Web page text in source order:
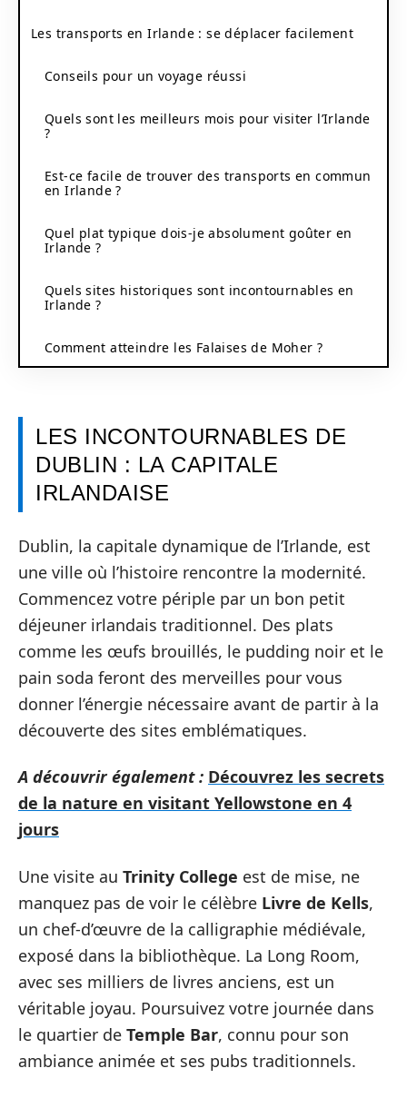
Les transports en Irlande : se déplacer facilement
Conseils pour un voyage réussi
Quels sont les meilleurs mois pour visiter l’Irlande
?
Est-ce facile de trouver des transports en commun
en Irlande ?
Quel plat typique dois-je absolument goûter en
Irlande ?
Quels sites historiques sont incontournables en
Irlande ?
Comment atteindre les Falaises de Moher ?
LES INCONTOURNABLES DE
DUBLIN : LA CAPITALE
IRLANDAISE
Dublin, la capitale dynamique de l’Irlande, est
une ville où l’histoire rencontre la modernité.
Commencez votre périple par un bon petit
déjeuner irlandais traditionnel. Des plats
comme les œufs brouillés, le pudding noir et le
pain soda feront des merveilles pour vous
donner l’énergie nécessaire avant de partir à la
découverte des sites emblématiques.
A découvrir également : Découvrez les secrets
de la nature en visitant Yellowstone en 4
jours
Une visite au Trinity College est de mise, ne
manquez pas de voir le célèbre Livre de Kells,
un chef-d’œuvre de la calligraphie médiévale,
exposé dans la bibliothèque. La Long Room,
avec ses milliers de livres anciens, est un
véritable joyau. Poursuivez votre journée dans
le quartier de Temple Bar, connu pour son
ambiance animée et ses pubs traditionnels.